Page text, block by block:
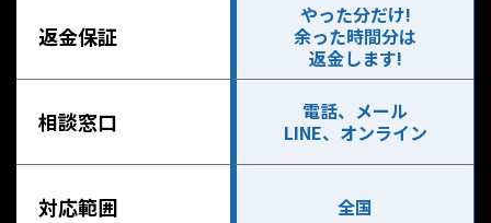
返金保証
やった分だけ!
余った時間分は
返金します!
相談窓口
電話、メール
LINE、オンライン
対応範囲 全国